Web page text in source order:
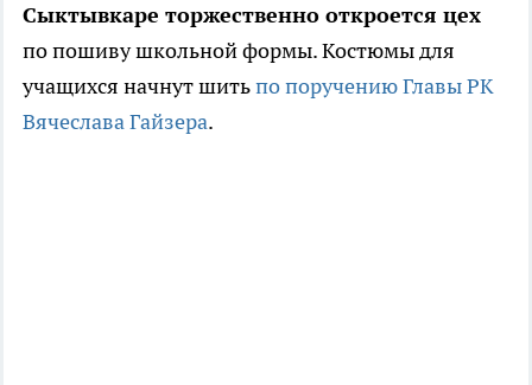
Сыктывкаре торжественно откроется цех
по пошиву школьной формы. Костюмы для
учащихся начнут шитьпо поручению Главы РК
Вячеслава Гайзера.